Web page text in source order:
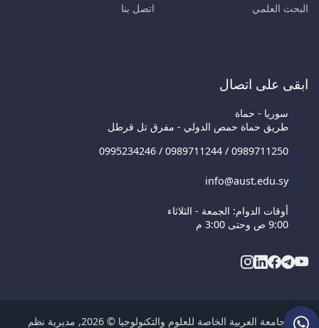
البحث العلمي
اتصل بنا
ابقى على اتصال
سوريا - حماة
طريق حماة حمص الدولي - مفرق تل قرطل
0995234246 / 0989711244 / 0989711250
info@aust.edu.sy
أوقات الدوام: الجمعة - الثلاثاء
9:00 ص وحتى 3:00 م
الجامعة العربية الخاصة للعلوم والتكنولوجيا © 2026, مديرية نظم